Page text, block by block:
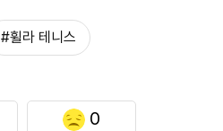
#휠라 테니스
0